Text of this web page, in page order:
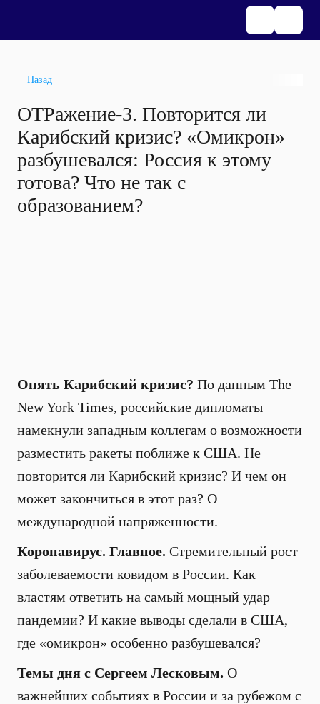
Назад
ОТРажение-3. Повторится ли
Карибский кризис? «Омикрон»
разбушевался: Россия к этому
готова? Что не так с
образованием?
Опять Карибский кризис? По данным The
New York Times, российские дипломаты
намекнули западным коллегам о возможности
разместить ракеты поближе к США. Не
повторится ли Карибский кризис? И чем он
может закончиться в этот раз? О
международной напряженности.
Коронавирус. Главное. Стремительный рост
заболеваемости ковидом в России. Как
властям ответить на самый мощный удар
пандемии? И какие выводы сделали в США,
где «омикрон» особенно разбушевался?
Темы дня с Сергеем Лесковым. О
важнейших событиях в России и за рубежом с